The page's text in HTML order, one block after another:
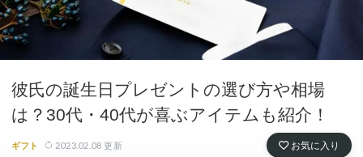
彼氏の誕生日プレゼントの選び方や相場
は？30代・40代が喜ぶアイテムも紹介！
ギフト 2023.02.08 更新 お気に入り